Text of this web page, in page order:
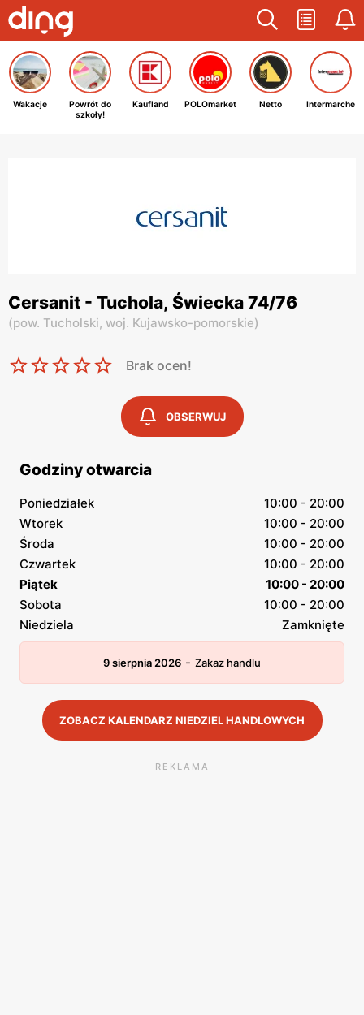
Wakacje
Powrót do
szkoły!
Kaufland POLOmarket Netto Intermarche
Cersanit - Tuchola, Świecka 74/76
(pow. Tucholski, woj. Kujawsko-pomorskie)
Brak ocen!
OBSERWUJ
Godziny otwarcia
Poniedziałek
10:00 - 20:00
Wtorek
10:00 - 20:00
Środa
10:00 - 20:00
Czwartek
10:00 - 20:00
Piątek
10:00 - 20:00
Sobota
10:00 - 20:00
Niedziela
Zamknięte
9 sierpnia 2026 - Zakaz handlu
ZOBACZ KALENDARZ NIEDZIEL HANDLOWYCH
REKLAMA